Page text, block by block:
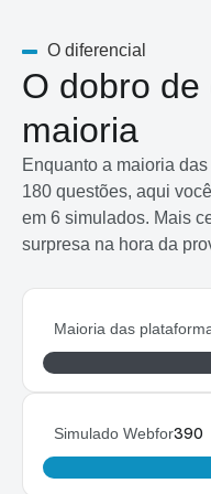
O diferencial
O dobro
maioria
Enquanto a maioria
180 questões, aqui
em 6 simulados. Mais
surpresa na hora da
Maioria das
Simulado Webfor390